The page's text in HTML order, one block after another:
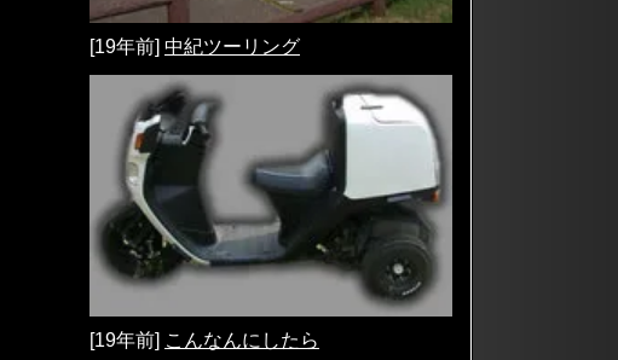
[19年前] 中紀ツーリング
[19年前] こんなんにしたら